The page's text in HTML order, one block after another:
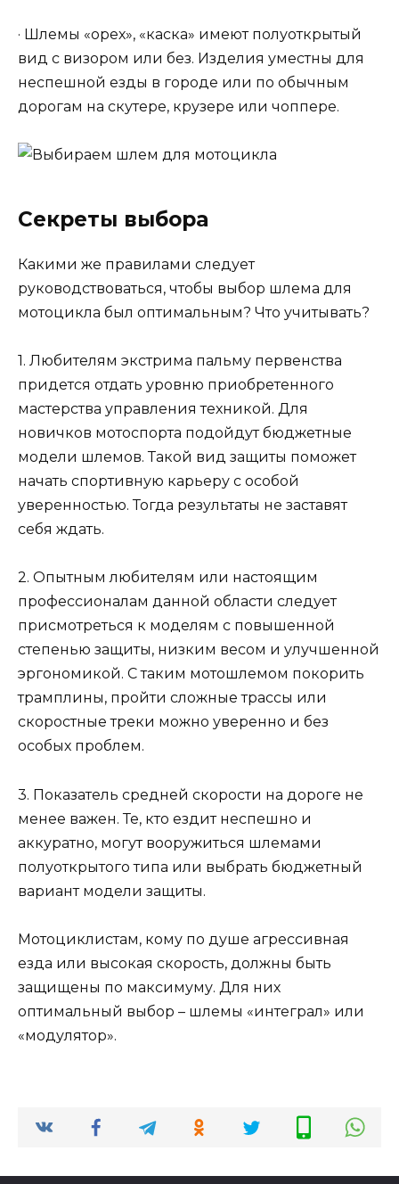
· Шлемы «орех», «каска» имеют полуоткрытый
вид с визором или без. Изделия уместны для
неспешной езды в городе или по обычным
дорогам на скутере, крузере или чоппере.
Секреты выбора
Какими же правилами следует
руководствоваться, чтобы выбор шлема для
мотоцикла был оптимальным? Что учитывать?
1. Любителям экстрима пальму первенства
придется отдать уровню приобретенного
мастерства управления техникой. Для
новичков мотоспорта подойдут бюджетные
модели шлемов. Такой вид защиты поможет
начать спортивную карьеру с особой
уверенностью. Тогда результаты не заставят
себя ждать.
2. Опытным любителям или настоящим
профессионалам данной области следует
присмотреться к моделям с повышенной
степенью защиты, низким весом и улучшенной
эргономикой. С таким мотошлемом покорить
трамплины, пройти сложные трассы или
скоростные треки можно уверенно и без
особых проблем.
3. Показатель средней скорости на дороге не
менее важен. Те, кто ездит неспешно и
аккуратно, могут вооружиться шлемами
полуоткрытого типа или выбрать бюджетный
вариант модели защиты.
Мотоциклистам, кому по душе агрессивная
езда или высокая скорость, должны быть
защищены по максимуму. Для них
оптимальный выбор – шлемы «интеграл» или
«модулятор».